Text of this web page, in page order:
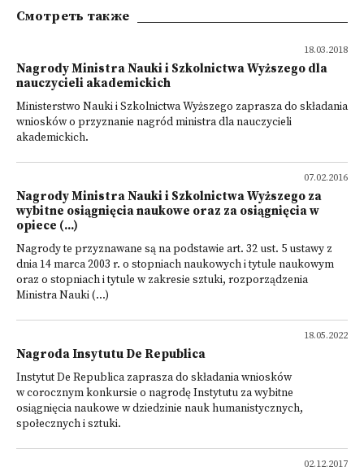
Смотреть также
18.03.2018
Nagrody Ministra Nauki i Szkolnictwa Wyższego dla
nauczycieli akademickich
Ministerstwo Nauki i Szkolnictwa Wyższego zaprasza do składania
wniosków o przyznanie nagród ministra dla nauczycieli
akademickich.
07.02.2016
Nagrody Ministra Nauki i Szkolnictwa Wyższego za
wybitne osiągnięcia naukowe oraz za osiągnięcia w
opiece (...)
Nagrody te przyznawane są na podstawie art. 32 ust. 5 ustawy z
dnia 14 marca 2003 r. o stopniach naukowych i tytule naukowym
oraz o stopniach i tytule w zakresie sztuki, rozporządzenia
Ministra Nauki (...)
18.05.2022
Nagroda Insytutu De Republica
Instytut De Republica zaprasza do składania wniosków
w corocznym konkursie o nagrodę Instytutu za wybitne
osiągnięcia naukowe w dziedzinie nauk humanistycznych,
społecznych i sztuki.
02.12.2017